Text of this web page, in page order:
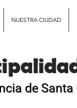
NUESTRA CIUDAD
de